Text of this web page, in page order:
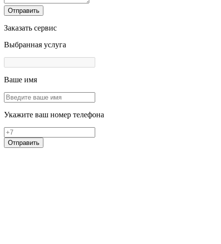
Отправить
Заказать сервис
Выбранная услуга
Ваше имя
Укажите ваш номер телефона
Отправить